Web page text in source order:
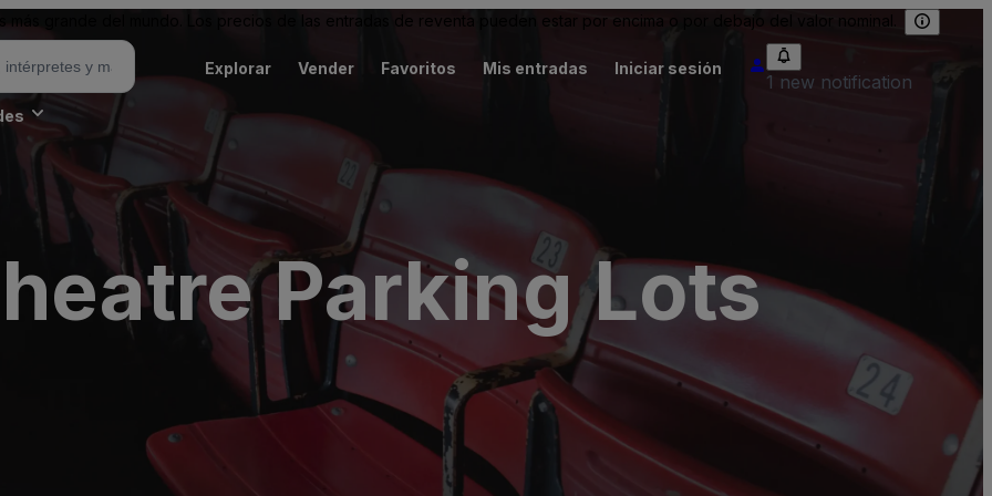
grande del mundo. Los precios de las entradas de reventa pueden estar por encima o por debajo del valor nominal.
Explorar Vender Favoritos Mis entradas Iniciar sesión
1 new notification
Parking Lots